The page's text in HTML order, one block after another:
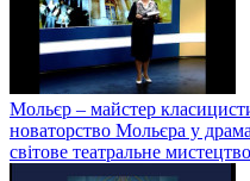
Мольєр – майстер
новаторство Мольєра у
світове театральне мистецтво